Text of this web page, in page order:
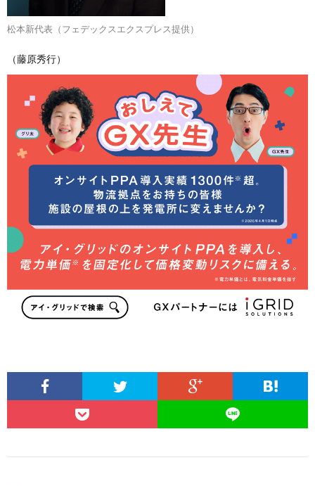
松本新代表（フェデックスエクスプレス提供）
（藤原秀行）